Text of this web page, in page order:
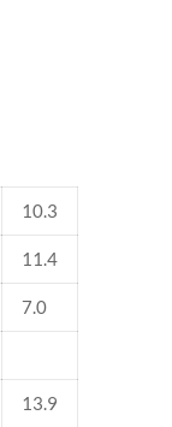
10.3
11.4
7.0
13.9